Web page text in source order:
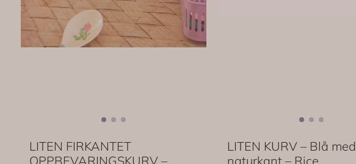
LITEN FIRKANTET
OPPBEVARINGSKURV –
LITEN KURV – Blå med
naturkant – Rice